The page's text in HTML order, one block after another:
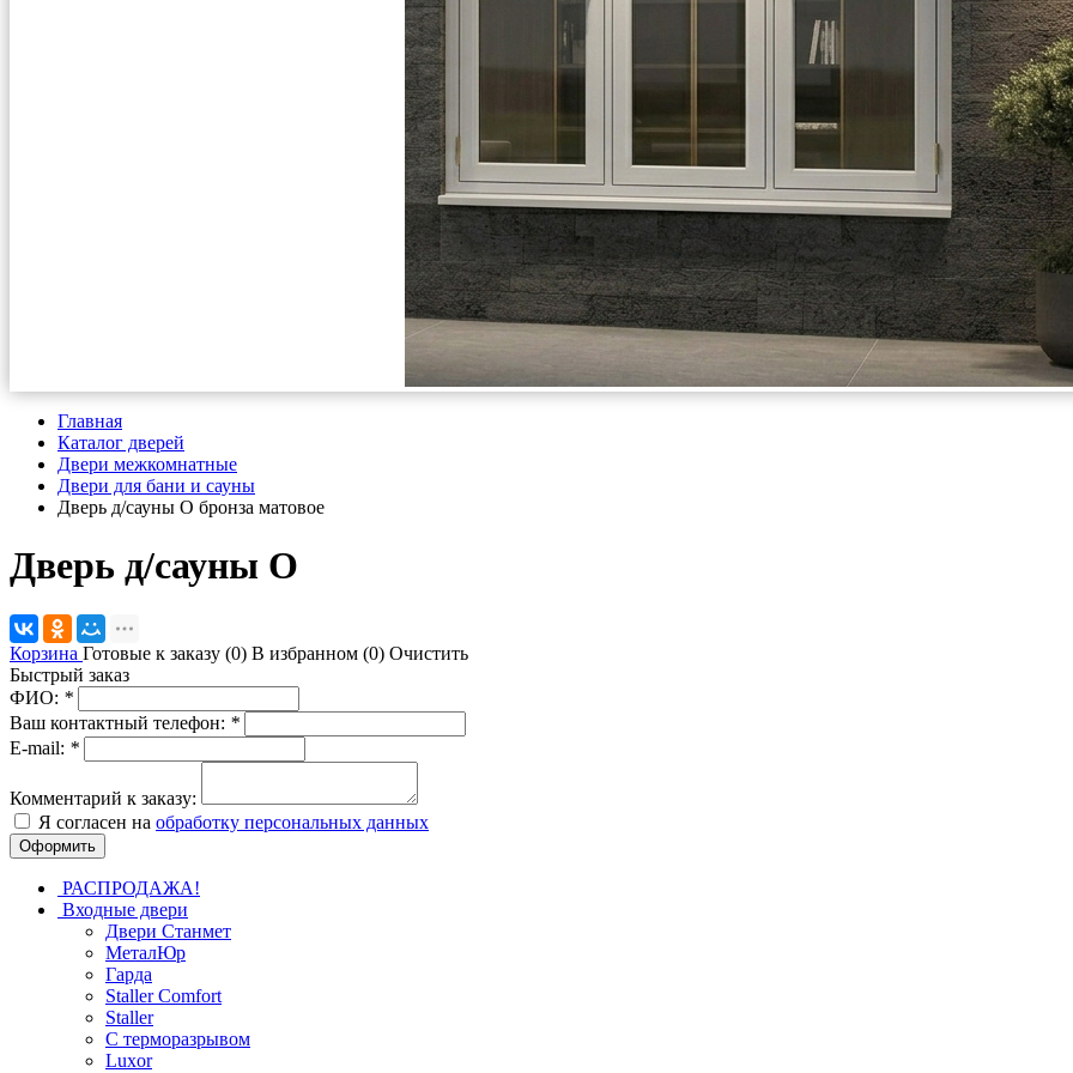
Главная
Каталог дверей
Двери межкомнатные
Двери для бани и сауны
Дверь д/сауны О бронза матовое
Дверь д/сауны О
Корзина Готовые к заказу (0) В избранном (0) Очистить
Быстрый заказ
ФИО: *
Ваш контактный телефон: *
E-mail: *
Комментарий к заказу:
Я согласен на обработку персональных данных
РАСПРОДАЖА!
Входные двери
Двери Станмет
МеталЮр
Гарда
Staller Comfort
Staller
С терморазрывом
Luxor